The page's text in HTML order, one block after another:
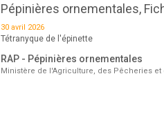
Pépinières ornementales,
30 avril 2026
Tétranyque de l'épinette
RAP - Pépinières ornementales
Ministère de l'Agriculture, des Pêcheries et